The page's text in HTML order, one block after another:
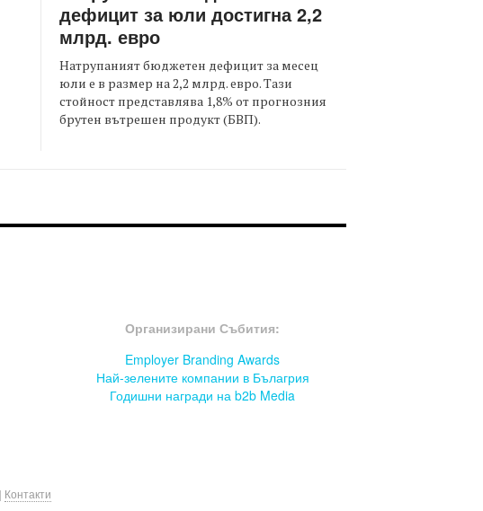
дефицит за юли достигна 2,2
млрд. евро
Натрупаният бюджетен дефицит за месец
юли е в размер на 2,2 млрд. евро. Тази
стойност представлява 1,8% от прогнозния
брутен вътрешен продукт (БВП).
Организирани Събития:
Employer Branding Awards
Най-зелените компании в Бълагрия
Годишни награди на b2b Media
| Контакти